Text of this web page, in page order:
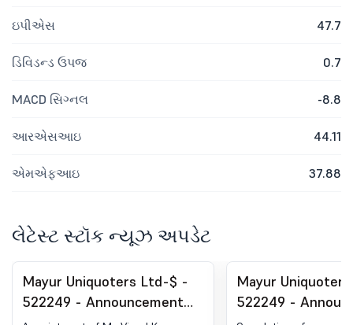
ઇપીએસ 47.7
ડિવિડન્ડ ઉપજ 0.7
MACD સિગ્નલ -8.8
આરએસઆઇ 44.11
એમએફઆઇ 37.88
લેટેસ્ટ સ્ટૉક ન્યૂઝ અપડેટ
Mayur Uniquoters Ltd-$ -
522249 - Announcement
Mayur
522249 -